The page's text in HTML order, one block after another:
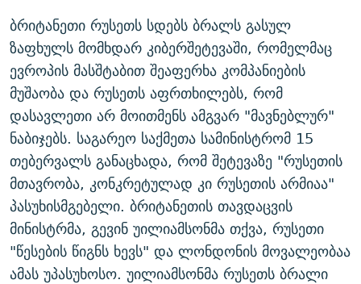
ᲐᲒᲕᲘᲡᲢᲝᲡ ᲝᲛᲘ
ПРИВЕТ ᲙᲣᲚᲢᲣᲠᲐ
ბრიტანეთი რუსეთს სდებს ბრალს გასულ
ზაფხულს მომხდარ კიბერშეტევაში, რომელმაც
ევროპის მასშტაბით შეაფერხა კომპანიების
მუშაობა და რუსეთს აფრთხილებს, რომ
დასავლეთი არ მოითმენს ამგვარ "მავნებლურ"
ნაბიჯებს. საგარეო საქმეთა სამინისტრომ 15
თებერვალს განაცხადა, რომ შეტევაზე "რუსეთის
მთავრობა, კონკრეტულად კი რუსეთის არმიაა"
პასუხისმგებელი. ბრიტანეთის თავდაცვის
მინისტრმა, გევინ უილიამსონმა თქვა, რუსეთი
"წესების წიგნს ხევს" და ლონდონის მოვალეობაა
ამას უპასუხოსო. უილიამსონმა რუსეთს ბრალი